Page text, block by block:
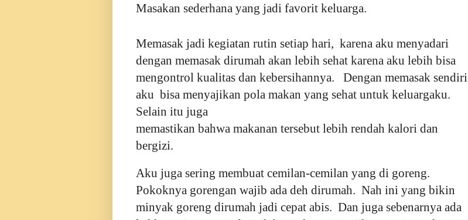
Masakan sederhana yang jadi favorit keluarga.
Memasak jadi kegiatan rutin setiap hari, karena aku menyadari
dengan memasak dirumah akan lebih sehat karena aku lebih bisa
mengontrol kualitas dan kebersihannya. Dengan memasak sendiri
aku bisa menyajikan pola makan yang sehat untuk keluargaku.
Selain itu juga
memastikan bahwa makanan tersebut lebih rendah kalori dan
bergizi.
Aku juga sering membuat cemilan-cemilan yang di goreng.
Pokoknya gorengan wajib ada deh dirumah. Nah ini yang bikin
minyak goreng dirumah jadi cepat abis. Dan juga sebenarnya ada